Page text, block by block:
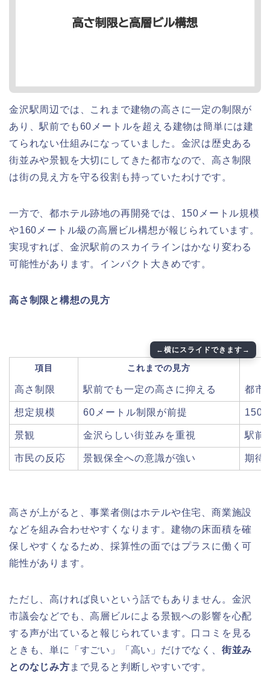
金沢駅周辺では、これまで建物の高さに一定の制限が
あり、駅前でも60メートルを超える建物は簡単には建
てられない仕組みになっていました。金沢は歴史ある
街並みや景観を大切にしてきた都市なので、高さ制限
は街の見え方を守る役割も持っていたわけです。
一方で、都ホテル跡地の再開発では、150メートル規模
や160メートル級の高層ビル構想が報じられています。
実現すれば、金沢駅前のスカイラインはかなり変わる
可能性があります。インパクト大きめです。
高さ制限と構想の見方
項目 これまでの見方
高さ制限 駅前でも一定の高さに抑える 都市
想定規模 60メートル制限が前提 150
景観 金沢らしい街並みを重視 駅前
市民の反応 景観保全への意識が強い 期待
高さが上がると、事業者側はホテルや住宅、商業施設
などを組み合わせやすくなります。建物の床面積を確
保しやすくなるため、採算性の面ではプラスに働く可
能性があります。
ただし、高ければ良いという話でもありません。金沢
市議会などでも、高層ビルによる景観への影響を心配
する声が出ていると報じられています。口コミを見る
ときも、単に「すごい」「高い」だけでなく、 街並み
とのなじみ方 まで見ると判断しやすいです。